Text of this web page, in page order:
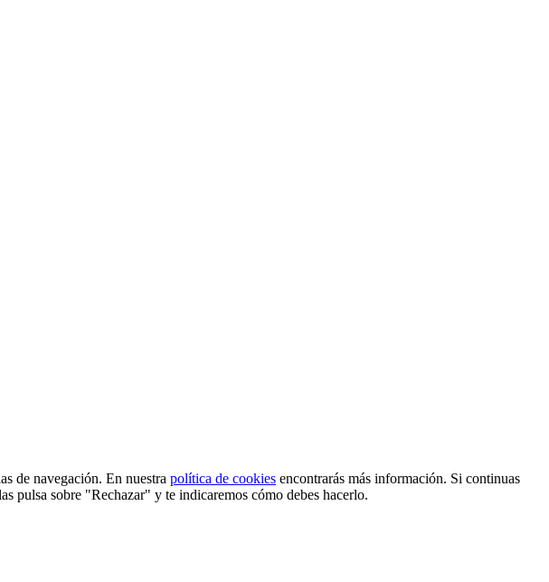
de navegación. En nuestra política de cookies encontrarás más información. Si continuas
pulsa sobre "Rechazar" y te indicaremos cómo debes hacerlo.